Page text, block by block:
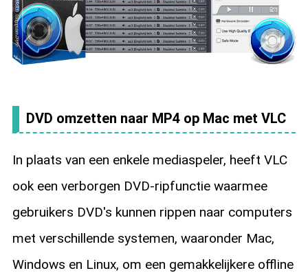
DVD omzetten naar MP4 op Mac met VLC
In plaats van een enkele mediaspeler, heeft VLC
ook een verborgen DVD-ripfunctie waarmee
gebruikers DVD's kunnen rippen naar computers
met verschillende systemen, waaronder Mac,
Windows en Linux, om een gemakkelijkere offline